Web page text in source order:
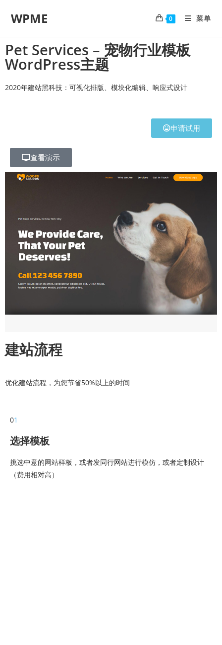
WPME 0 菜单
Pet Services – 宠物行业模板
WordPress主题
2020年建站黑科技：可视化排版、模块化编辑、响应式设计
申请试用
查看演示
建站流程
优化建站流程，为您节省50%以上的时间
01
选择模板
挑选中意的网站样板，或者发同行网站进行模仿，或者定制设计
（费用相对高）